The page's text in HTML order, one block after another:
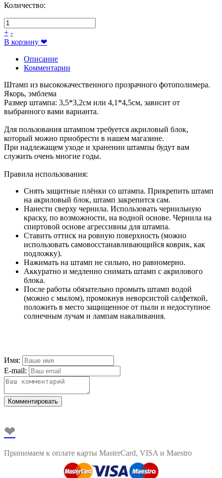
Количество:
+ -
В корзину ❤
Описание
Комментарии
Штамп из высококачественного прозрачного фотополимера.
Якорь, эмблема
Размер штампа: 3,5*3,2см или 4,1*4,5см, зависит от
выбранного вами варианта.
Для пользования штампом требуется акриловый блок,
который можно приобрести в нашем магазине.
При надлежащем уходе и хранении штампы будут вам
служить очень многие годы.
Правила использования:
Снять защитные плёнки со штампа. Прикрепить штамп
на акриловый блок, штамп закрепится сам.
Нанести сверху чернила. Использовать чернильную
краску, по возможности, на водной основе. Чернила на
спиртовой основе агрессивны для штампа.
Ставить оттиск на ровную поверхность (можно
использовать самовосстанавливающийся коврик, как
подложку).
Нажимать на штамп не сильно, но равномерно.
Аккуратно и медленно снимать штамп с акрилового
блока.
После работы обязательно промыть штамп водой
(можно с мылом), промокнув неворсистой салфеткой,
положить в место защищенное от пыли и недоступное
солнечным лучам и лампам накаливания.
Имя:
E-mail:
Комментировать
❤
Принимаем к оплате карты MasterCard, VISA и Maestro